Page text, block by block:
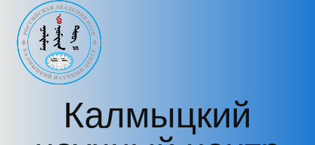
Перейти к основному содержанию
Калмыцкий